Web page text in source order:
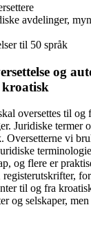
avdelinger,
til 50 språk
og
kroatisk
oversettes til og
Juridiske termer
Oversetterne vi
og flere er
registerutskrifter,
til og fra
og selskaper,